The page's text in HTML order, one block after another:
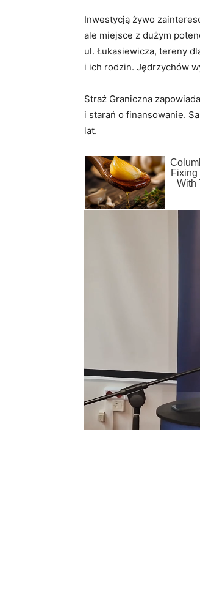
Inwestycją żywo
ale miejsce z dużym
ul. Łukasiewicza, tereny
i ich rodzin. Jędrzychów
Straż Graniczna
i starań o finansowanie.
lat.